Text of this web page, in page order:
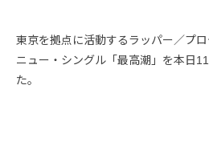
東京を拠点に活動するラッパー／プ
ニュー・シングル「最高潮」を本日
た。